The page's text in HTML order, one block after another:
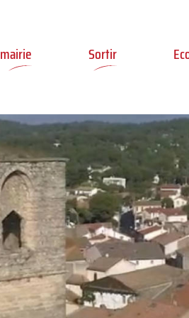
Sortir